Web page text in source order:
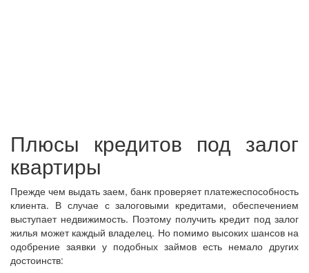
Плюсы кредитов под залог
квартиры
Прежде чем выдать заем, банк проверяет платежеспособность
клиента. В случае с залоговыми кредитами, обеспечением
выступает недвижимость. Поэтому получить кредит под залог
жилья может каждый владелец. Но помимо высоких шансов на
одобрение заявки у подобных займов есть немало других
достоинств: